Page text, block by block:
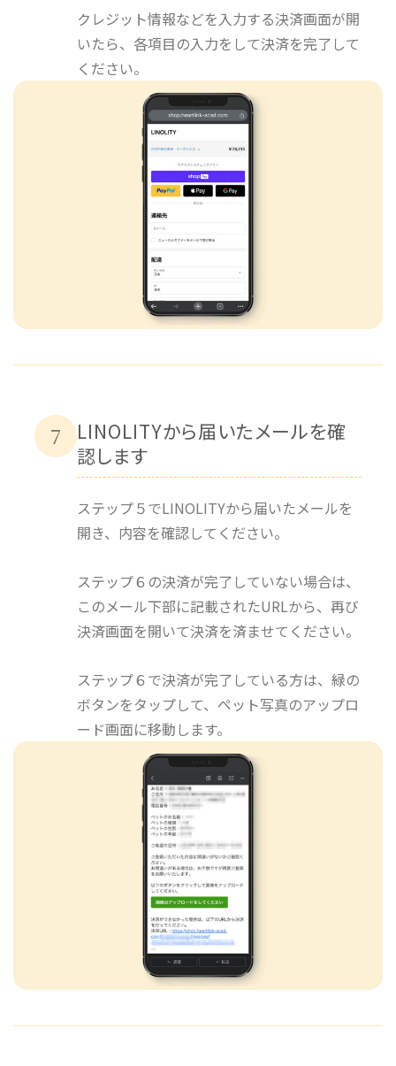
クレジット情報などを入力する決済画面が開
いたら、各項目の入力をして決済を完了して
ください。
7
LINOLITYから届いたメールを確
認します
ステップ５でLINOLITYから届いたメールを
開き、内容を確認してください。
ステップ６の決済が完了していない場合は、
このメール下部に記載されたURLから、再び
決済画面を開いて決済を済ませてください。
ステップ６で決済が完了している方は、緑の
ボタンをタップして、ペット写真のアップロ
ード画面に移動します。